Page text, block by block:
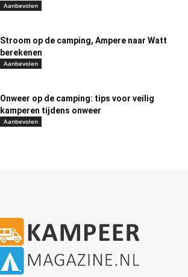
Aanbevolen
Stroom op de camping, Ampere naar Watt
berekenen
Aanbevolen
Onweer op de camping: tips voor veilig
kamperen tijdens onweer
Aanbevolen